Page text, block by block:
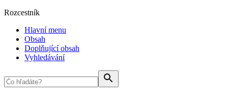
Rozcestník
Hlavní menu
Obsah
Doplňující obsah
Vyhledávání